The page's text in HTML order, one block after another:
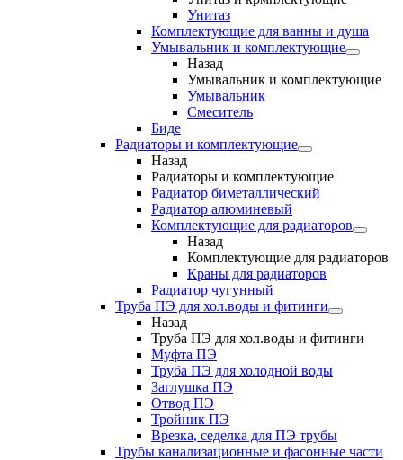
Унитаз
Комплектующие для ванны и душа
Умывальник и комплектующие
Назад
Умывальник и комплектующие
Умывальник
Смеситель
Биде
Радиаторы и комплектующие
Назад
Радиаторы и комплектующие
Радиатор биметаллический
Радиатор алюминевый
Комплектующие для радиаторов
Назад
Комплектующие для радиаторов
Краны для радиаторов
Радиатор чугунный
Труба ПЭ для хол.воды и фитинги
Назад
Труба ПЭ для хол.воды и фитинги
Муфта ПЭ
Труба ПЭ для холодной воды
Заглушка ПЭ
Отвод ПЭ
Тройник ПЭ
Врезка, седелка для ПЭ трубы
Трубы канализационные и фасонные части